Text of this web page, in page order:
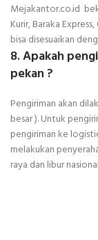
Mejakantor.co.id
Kurir, Baraka
bisa disesuaikan
8. Apakah
pekan ?
Pengiriman akan
besar ). Untuk
pengiriman ke
melakukan
raya dan libur